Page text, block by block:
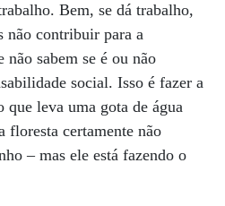
Bem, se dá trabalho,
não contribuir para a
não sabem se é ou não
social. Isso é fazer a
que leva uma gota de água
floresta certamente não
– mas ele está fazendo o